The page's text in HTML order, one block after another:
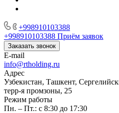
+998910103388
+998910103388 Приём заявок
Заказать звонок
E-mail
info@rtholding.ru
Адрес
Узбекистан, Ташкент,
терр-я промзоны, 25
Режим работы
Пн. – Пт.: с 8:30 до 17:30